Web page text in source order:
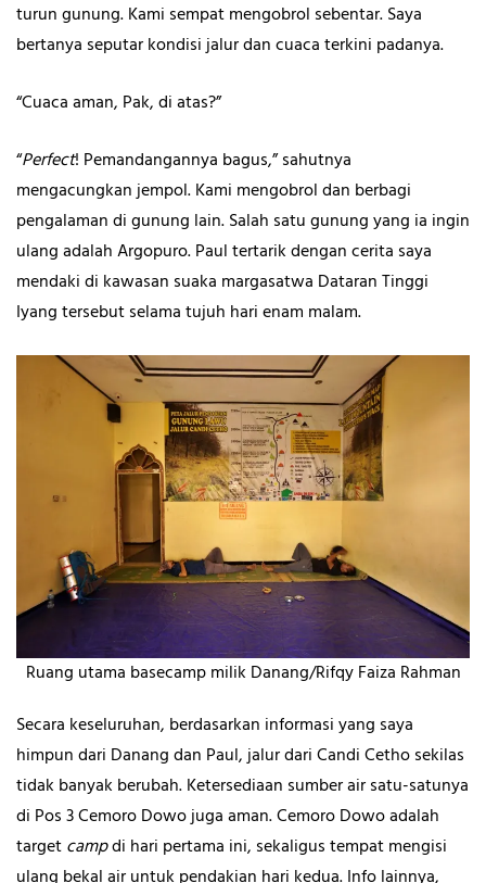
turun gunung. Kami sempat mengobrol sebentar. Saya
bertanya seputar kondisi jalur dan cuaca terkini padanya.
“Cuaca aman, Pak, di atas?”
“Perfect! Pemandangannya bagus,” sahutnya
mengacungkan jempol. Kami mengobrol dan berbagi
pengalaman di gunung lain. Salah satu gunung yang ia ingin
ulang adalah Argopuro. Paul tertarik dengan cerita saya
mendaki di kawasan suaka margasatwa Dataran Tinggi
Iyang tersebut selama tujuh hari enam malam.
Ruang utama basecamp milik Danang/Rifqy Faiza Rahman
Secara keseluruhan, berdasarkan informasi yang saya
himpun dari Danang dan Paul, jalur dari Candi Cetho sekilas
tidak banyak berubah. Ketersediaan sumber air satu-satunya
di Pos 3 Cemoro Dowo juga aman. Cemoro Dowo adalah
targetcampdi hari pertama ini, sekaligus tempat mengisi